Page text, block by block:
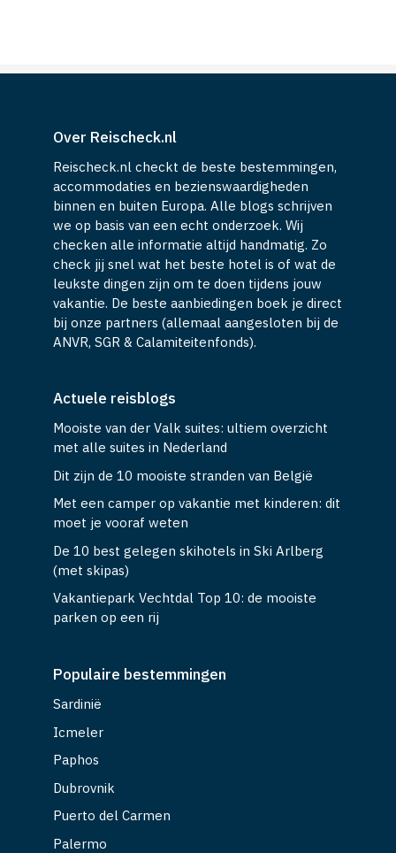
Over Reischeck.nl
Reischeck.nl checkt de beste bestemmingen,
accommodaties en bezienswaardigheden
binnen en buiten Europa. Alle blogs schrijven
we op basis van een echt onderzoek. Wij
checken alle informatie altijd handmatig. Zo
check jij snel wat het beste hotel is of wat de
leukste dingen zijn om te doen tijdens jouw
vakantie. De beste aanbiedingen boek je direct
bij onze partners (allemaal aangesloten bij de
ANVR, SGR & Calamiteitenfonds).
Actuele reisblogs
Mooiste van der Valk suites: ultiem overzicht
met alle suites in Nederland
Dit zijn de 10 mooiste stranden van België
Met een camper op vakantie met kinderen: dit
moet je vooraf weten
De 10 best gelegen skihotels in Ski Arlberg
(met skipas)
Vakantiepark Vechtdal Top 10: de mooiste
parken op een rij
Populaire bestemmingen
Sardinië
Icmeler
Paphos
Dubrovnik
Puerto del Carmen
Palermo